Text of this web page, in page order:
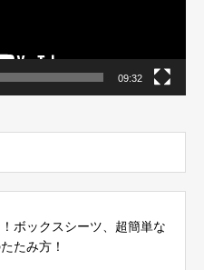
09:32
ボックスシーツ、超簡単な
たみ方！